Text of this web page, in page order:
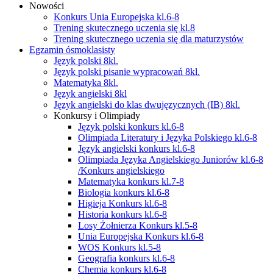
Nowości
Konkurs Unia Europejska kl.6-8
Trening skutecznego uczenia się kl.8
Trening skutecznego uczenia się dla maturzystów
Egzamin ósmoklasisty
Język polski 8kl.
Język polski pisanie wypracowań 8kl.
Matematyka 8kl.
Język angielski 8kl
Język angielski do klas dwujęzycznych (IB) 8kl.
Konkursy i Olimpiady
Język polski konkurs kl.6-8
Olimpiada Literatury i Języka Polskiego kl.6-8
Język angielski konkurs kl.6-8
Olimpiada Języka Angielskiego Juniorów kl.6-8
/Konkurs angielskiego
Matematyka konkurs kl.7-8
Biologia konkurs kl.6-8
Higieja Konkurs kl.6-8
Historia konkurs kl.6-8
Losy Żołnierza Konkurs kl.5-8
Unia Europejska Konkurs kl.6-8
WOS Konkurs kl.5-8
Geografia konkurs kl.6-8
Chemia konkurs kl.6-8